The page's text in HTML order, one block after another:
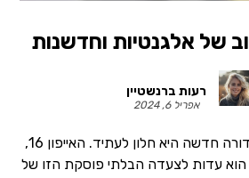
רעות ברנשטיין
אפריל 6, 2024
בסמארטפונים, כל מהדורה חדשה היא חלון לעתיד. האייפון 16,
עדות לצעדה הבלתי פוסקת הזו של